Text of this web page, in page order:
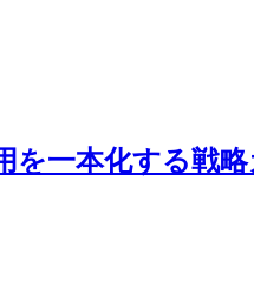
を一本化する戦